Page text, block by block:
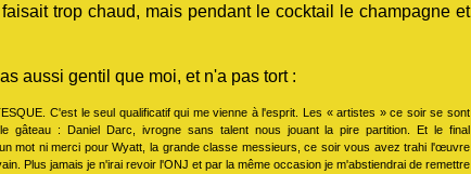
trop chaud, mais pendant le cocktail le champagne et
aussi gentil que moi, et n'a pas tort :
C'est le seul qualificatif qui me vienne à l'esprit. Les « artistes » ce soir se sont
gâteau : Daniel Darc, ivrogne sans talent nous jouant la pire partition. Et le final
mot ni merci pour Wyatt, la grande classe messieurs, ce soir vous avez trahi l'œuvre
Plus jamais je n'irai revoir l'ONJ et par la même occasion je m'abstiendrai de remettre